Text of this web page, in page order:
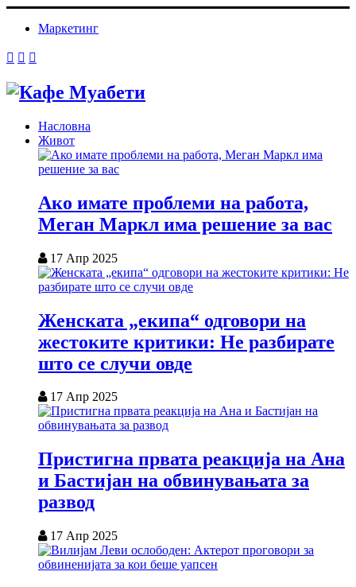
Маркетинг
Насловна
Живот
Ако имате проблеми на работа,
Меган Маркл има решение за вас
17 Апр 2025
Женската „екипа“ одговори на
жестоките критики: Не разбирате
што се случи овде
17 Апр 2025
Пристигна првата реакција на Ана
и Бастијан на обвинувањата за
развод
17 Апр 2025